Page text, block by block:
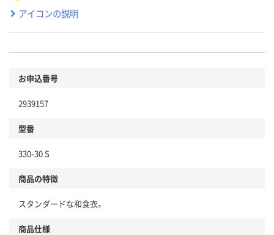
アイコンの説明
お申込番号
2939157
型番
330-30 S
商品の特徴
スタンダードな和食衣。
商品仕様